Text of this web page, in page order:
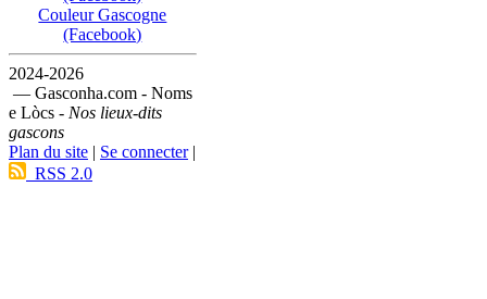
Couleur Gascogne
(Facebook)
2024-2026
— Gasconha.com - Noms
e Lòcs - Nos lieux-dits
gascons
Plan du site | Se connecter|
RSS 2.0